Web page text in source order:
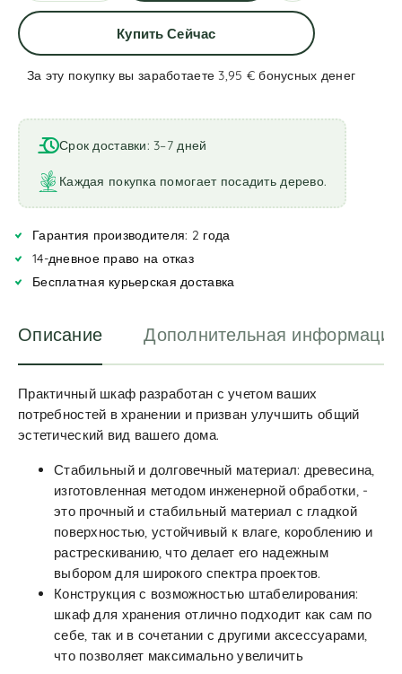
Купить Сейчас
За эту покупку вы заработаете 3,95 €бонусных денег
l
t
e
r
n
t
i
Срок доставки: 3–7 дней
Каждая покупка помогает посадить дерево.
Гарантия производителя: 2 года
14-дневное право на отказ
Бесплатная курьерская доставка
Описание Дополнительная информация
Практичный шкаф разработан с учетом ваших
потребностей в хранении и призван улучшить общий
эстетический вид вашего дома.
Стабильный и долговечный материал: древесина,
изготовленная методом инженерной обработки, -
это прочный и стабильный материал с гладкой
поверхностью, устойчивый к влаге, короблению и
растрескиванию, что делает его надежным
выбором для широкого спектра проектов.
Конструкция с возможностью штабелирования:
шкаф для хранения отлично подходит как сам по
себе, так и в сочетании с другими аксессуарами,
что позволяет максимально увеличить